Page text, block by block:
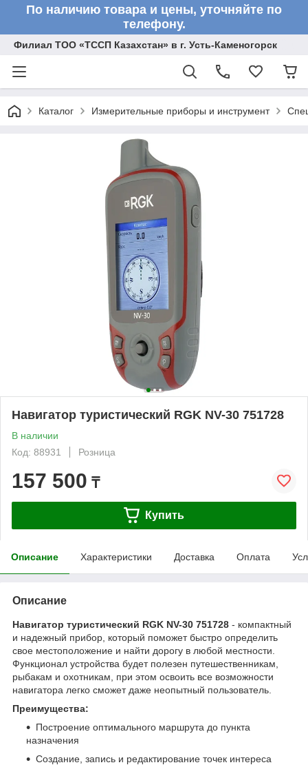
По наличию товара и цены, уточняйте по
телефону.
Филиал ТОО «ТССП Казахстан» в г. Усть-Каменогорск
Каталог Измерительные приборы и инструмент
Навигатор туристический RGK NV-30 751728
В наличии
Код: 88931
Розница
157 500 ₸
Купить
Описание Характеристики Доставка Оплата
Описание
Навигатор туристический RGK NV-30 751728 - компактный
и надежный прибор, который поможет быстро определить
свое местоположение и найти дорогу в любой местности.
Функционал устройства будет полезен путешественникам,
рыбакам и охотникам, при этом освоить все возможности
навигатора легко сможет даже неопытный пользователь.
Преимущества:
Построение оптимального маршрута до пункта
назначения
Создание, запись и редактирование точек интереса